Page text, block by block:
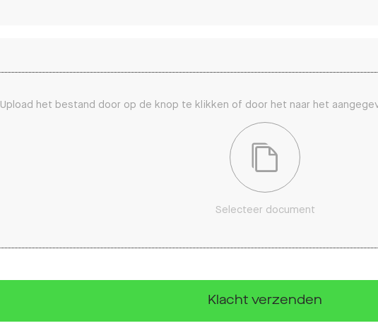
Upload het bestand door op de knop te klikken of door het naar het
Selecteer document
Klacht verzenden